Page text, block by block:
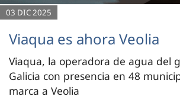
03 DIC 2025
Viaqua es ahora Veolia
Viaqua, la operadora de agua del
Galicia con presencia en 48
marca a Veolia